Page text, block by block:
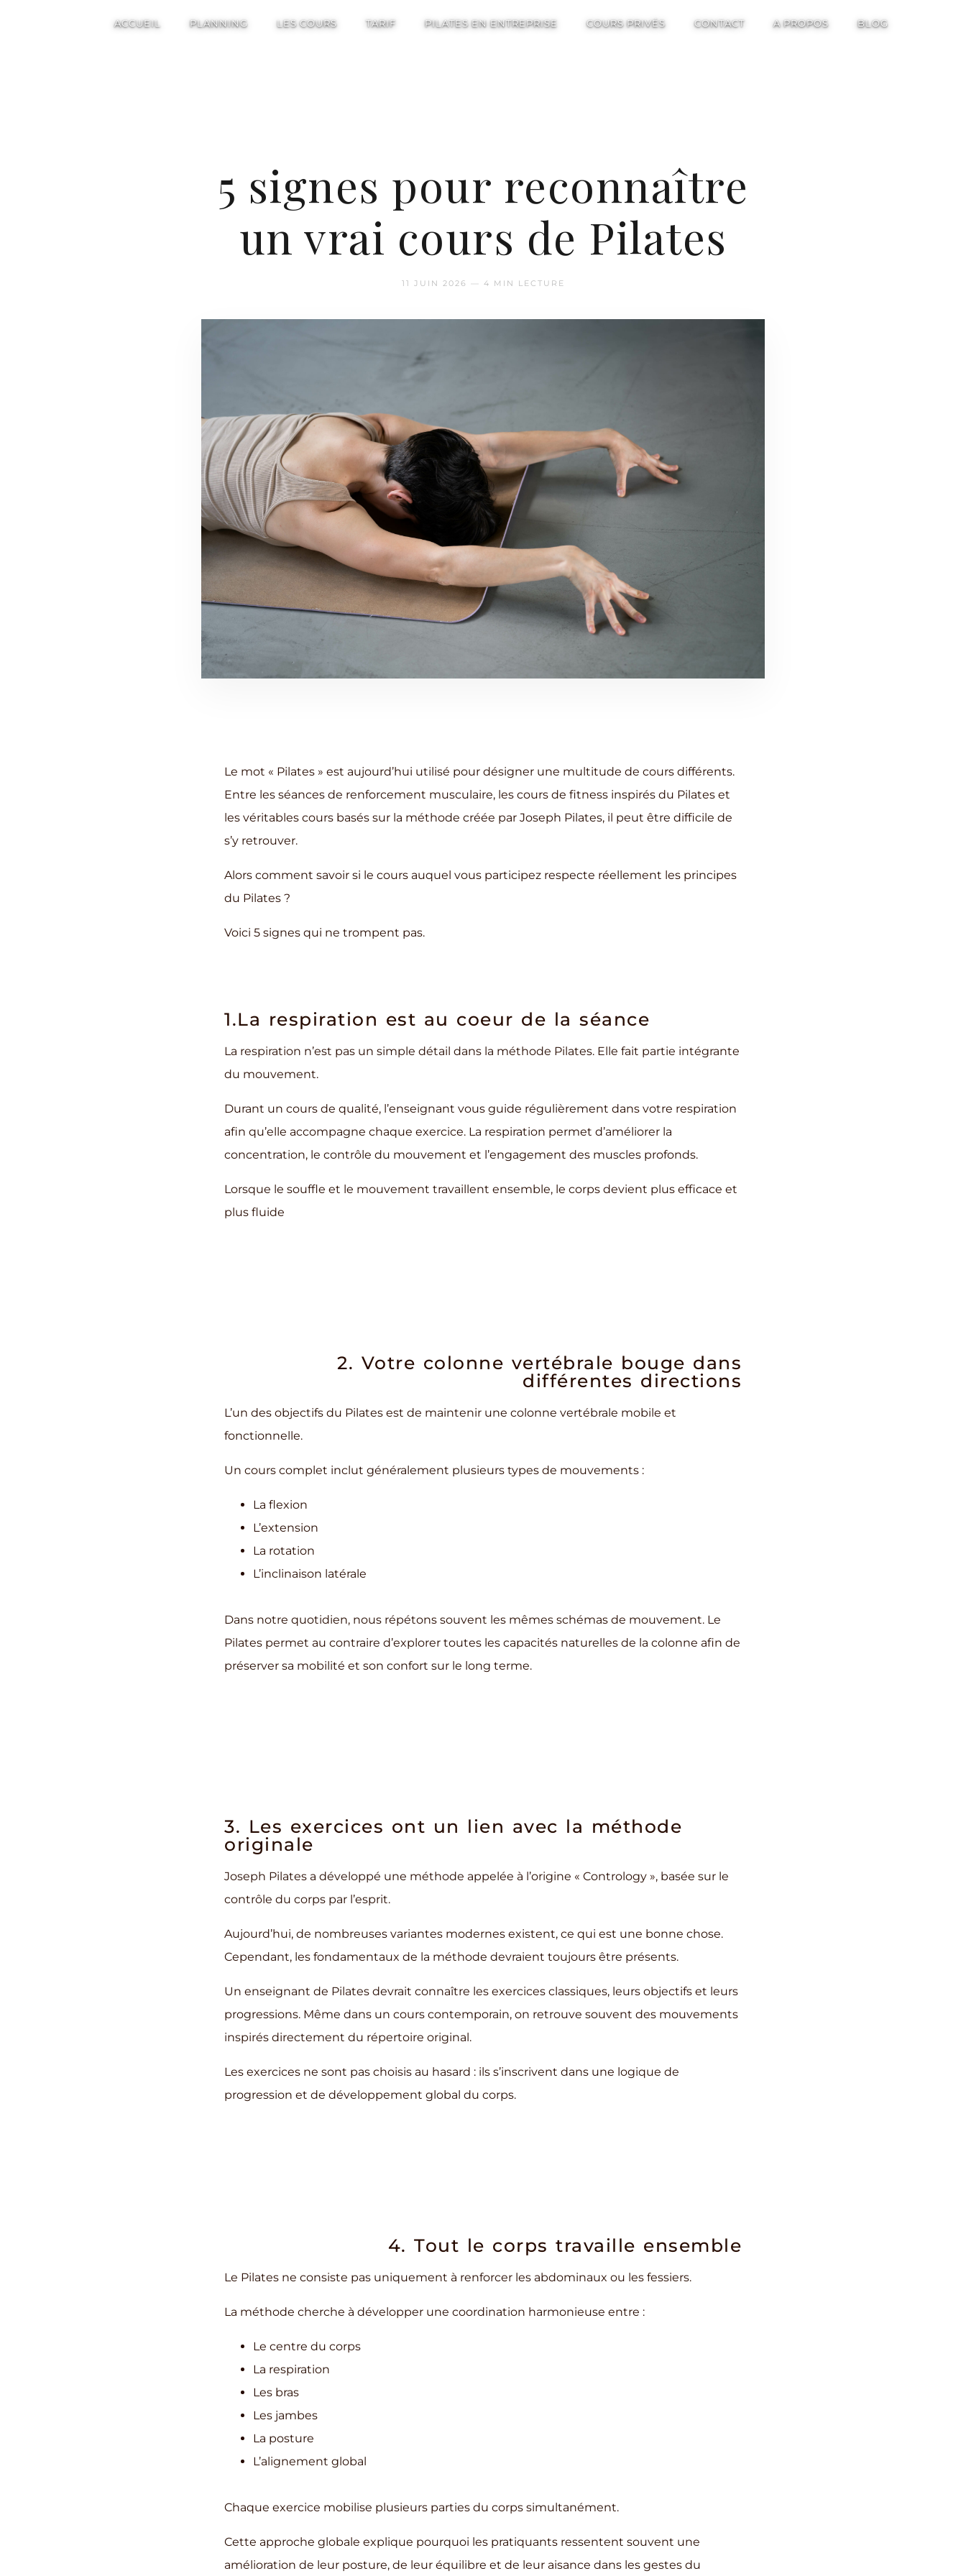
ACCUEIL PLANNING LES COURS TARIF PILATES EN ENTREPRISE COURS PRIVÉS CONTACT A PROPOS BLOG
5 signes pour reconnaître
un vrai cours de Pilates
11 JUIN 2026 — 4 MIN LECTURE
Le mot « Pilates » est aujourd’hui utilisé pour désigner une multitude de cours différents.
Entre les séances de renforcement musculaire, les cours de fitness inspirés du Pilates et
les véritables cours basés sur la méthode créée par Joseph Pilates, il peut être difficile de
s’y retrouver.
Alors comment savoir si le cours auquel vous participez respecte réellement les principes
du Pilates ?
Voici 5 signes qui ne trompent pas.
1.La respiration est au coeur de la séance
La respiration n’est pas un simple détail dans la méthode Pilates. Elle fait partie intégrante
du mouvement.
Durant un cours de qualité, l’enseignant vous guide régulièrement dans votre respiration
afin qu’elle accompagne chaque exercice. La respiration permet d’améliorer la
concentration, le contrôle du mouvement et l’engagement des muscles profonds.
Lorsque le souffle et le mouvement travaillent ensemble, le corps devient plus efficace et
plus fluide
2. Votre colonne vertébrale bouge dans
différentes directions
L’un des objectifs du Pilates est de maintenir une colonne vertébrale mobile et
fonctionnelle.
Un cours complet inclut généralement plusieurs types de mouvements :
La flexion
L’extension
La rotation
L’inclinaison latérale
Dans notre quotidien, nous répétons souvent les mêmes schémas de mouvement. Le
Pilates permet au contraire d’explorer toutes les capacités naturelles de la colonne afin de
préserver sa mobilité et son confort sur le long terme.
3. Les exercices ont un lien avec la méthode
originale
Joseph Pilates a développé une méthode appelée à l’origine « Contrology », basée sur le
contrôle du corps par l’esprit.
Aujourd’hui, de nombreuses variantes modernes existent, ce qui est une bonne chose.
Cependant, les fondamentaux de la méthode devraient toujours être présents.
Un enseignant de Pilates devrait connaître les exercices classiques, leurs objectifs et leurs
progressions. Même dans un cours contemporain, on retrouve souvent des mouvements
inspirés directement du répertoire original.
Les exercices ne sont pas choisis au hasard : ils s’inscrivent dans une logique de
progression et de développement global du corps.
4. Tout le corps travaille ensemble
Le Pilates ne consiste pas uniquement à renforcer les abdominaux ou les fessiers.
La méthode cherche à développer une coordination harmonieuse entre :
Le centre du corps
La respiration
Les bras
Les jambes
La posture
L’alignement global
Chaque exercice mobilise plusieurs parties du corps simultanément.
Cette approche globale explique pourquoi les pratiquants ressentent souvent une
amélioration de leur posture, de leur équilibre et de leur aisance dans les gestes du
Votre message